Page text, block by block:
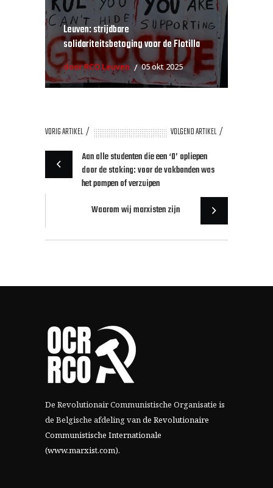
Leuven: strijdbare
solidariteitsbetoging voor de Flotilla
door RCO Leuven 05 okt 2025
VORIG ARTIKEL
VOLGEND ARTIKEL
Aan alle studenten die een ‘0’ opliepen
door de staking: voor de vakbonden was
het pompen of verzuipen
Waarom wij marxisten zijn
De Revolutionair Communistische Organisatie is
de Belgische afdeling vande Revolutionaire
Communistische Internationale
(www.marxist.com).